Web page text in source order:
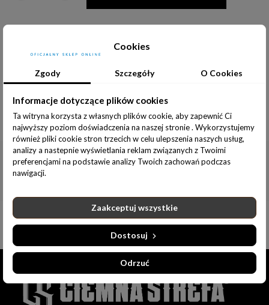
Informacje dodatkowe
Cookies
Zgody Szczegóły O Cookies
Informacje dotyczące plików cookies
Ta witryna korzysta z własnych plików cookie, aby zapewnić Ci
najwyższy poziom doświadczenia na naszej stronie . Wykorzystujemy
również pliki cookie stron trzecich w celu ulepszenia naszych usług,
analizy a nastepnie wyświetlania reklam związanych z Twoimi
preferencjami na podstawie analizy Twoich zachowań podczas
nawigacji.
Odrzuć
Dostosuj
Zaakceptuj wszystkie